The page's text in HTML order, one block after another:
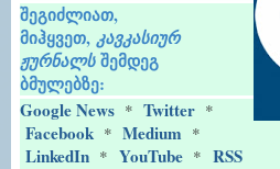
შეგიძლიათ,
მიჰყვეთ, კავკასიურ
ჟურნალსშემდეგ
ბმულებზე:
Google News * Twitter *
Facebook * Medium *
LinkedIn * YouTube * RSS